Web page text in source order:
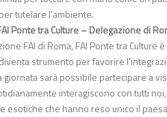
tutelare l’ambiente.
Ponte tra Culture – Delegazione di
FAI di Roma, FAI Ponte tra
strumento per favorire
sarà possibile partecipare a
interagiscono con tutti
esotiche che hanno reso unico il